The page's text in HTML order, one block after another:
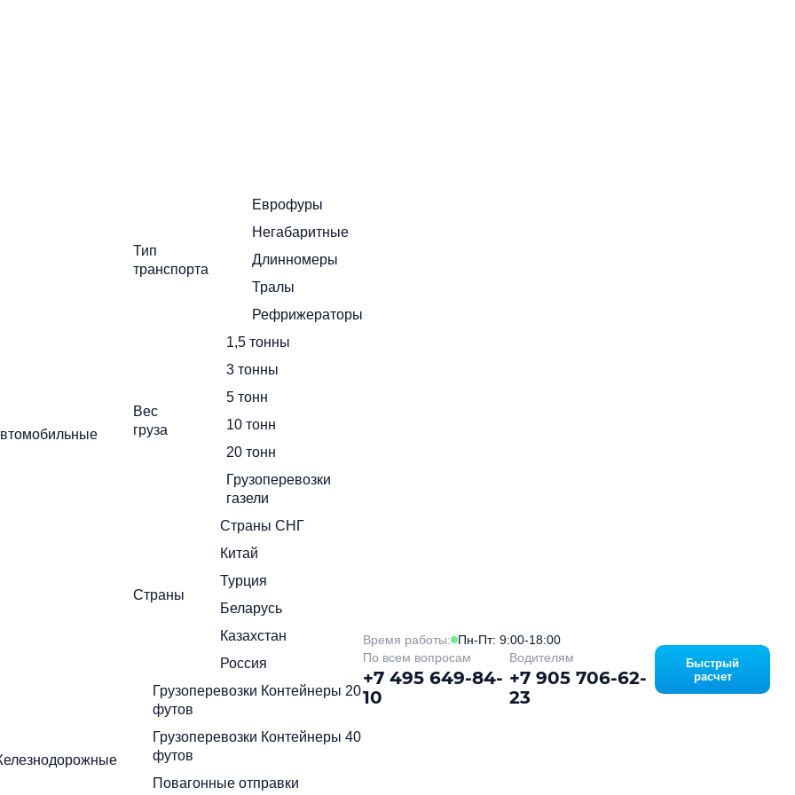
Тип
транспорта
Еврофуры
Негабаритные
Длинномеры
Тралы
Рефрижераторы
Вес
груза
1,5 тонны
3 тонны
5 тонн
10 тонн
20 тонн
Грузоперевозки
газели
Страны
Страны СНГ
Китай
Турция
Беларусь
Казахстан
Россия
Грузоперевозки Контейнеры 20
футов
Грузоперевозки Контейнеры 40
футов
Повагонные отправки
Время работы: Пн-Пт: 9:00-18:00
По всем вопросам
+7 495 649-84-
10
Водителям
+7 905 706-62-
23
Быстрый
расчет
Нажимая на кнопку отправить Вы соглашаетесь с